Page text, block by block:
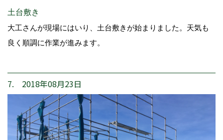
土台敷き
大工さんが現場にはいり、土台敷きが始まりました。天気も
良く順調に作業が進みます。
7. 2018年08月23日